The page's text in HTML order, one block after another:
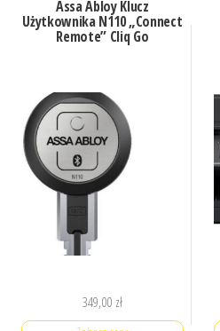
Assa Abloy Klucz
Użytkownika N110 „Connect
Remote” Cliq Go
349,00 zł